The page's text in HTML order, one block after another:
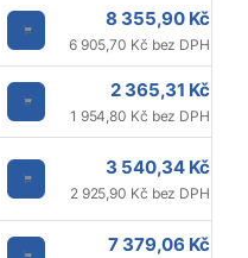
8 355,90 Kč
6 905,70 Kč bez DPH
2 365,31 Kč
1 954,80 Kč bez DPH
3 540,34 Kč
2 925,90 Kč bez DPH
7 379,06 Kč